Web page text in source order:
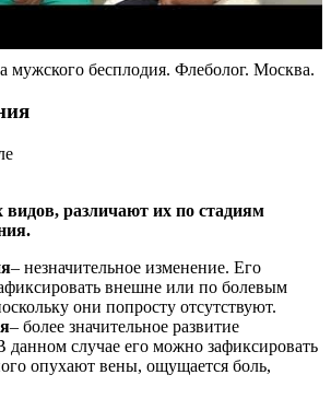
мужского бесплодия. Флеболог. Москва.
видов, различают их по стадиям
– незначительное изменение. Его
внешне или по болевым
они попросту отсутствуют.
– более значительное развитие
данном случае его можно зафиксировать
опухают вены, ощущается боль,